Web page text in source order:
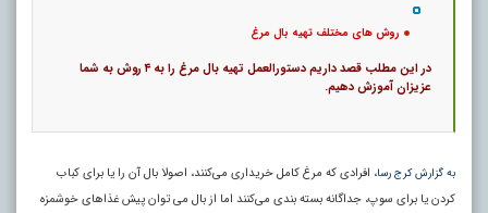
روش های مختلف تهیه بال مرغ
در این مطلب قصد داریم دستورالعمل تهیه بال مرغ را به ۴ روش به شما
عزیزان آموزش دهیم.
به گزارش کرج رسا، افرادی که مرغ کامل خریداری می‌کنند، اصولا بال آن را یا برای کباب
کردن یا برای سوپ، جداگانه بسته بندی می‌کنند اما از بال می‌ توان پیش غذا‌های خوشمزه‌